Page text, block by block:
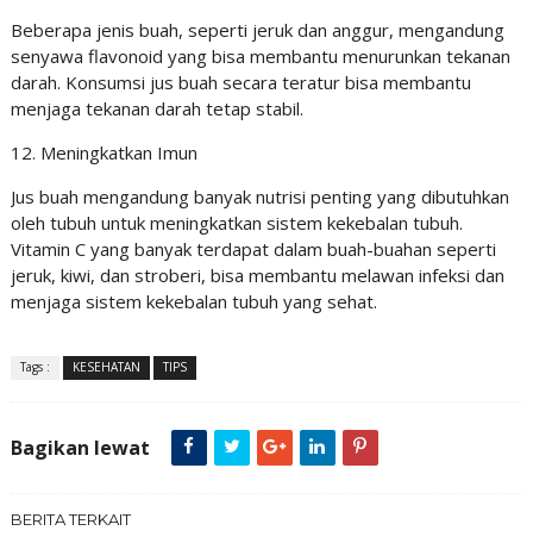
Beberapa jenis buah, seperti jeruk dan anggur, mengandung
senyawa flavonoid yang bisa membantu menurunkan tekanan
darah. Konsumsi jus buah secara teratur bisa membantu
menjaga tekanan darah tetap stabil.
12. Meningkatkan Imun
Jus buah mengandung banyak nutrisi penting yang dibutuhkan
oleh tubuh untuk meningkatkan sistem kekebalan tubuh.
Vitamin C yang banyak terdapat dalam buah-buahan seperti
jeruk, kiwi, dan stroberi, bisa membantu melawan infeksi dan
menjaga sistem kekebalan tubuh yang sehat.
Tags : KESEHATAN TIPS
Bagikan lewat
BERITA TERKAIT